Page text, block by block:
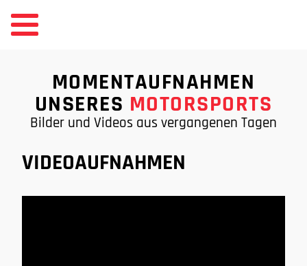
MOMENTAUFNAHMEN
UNSERES MOTORSPORTS
Bilder und Videos aus vergangenen Tagen
VIDEOAUFNAHMEN